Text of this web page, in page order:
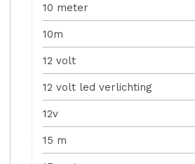
10 meter
10m
12 volt
12 volt led verlichting
12v
15 m